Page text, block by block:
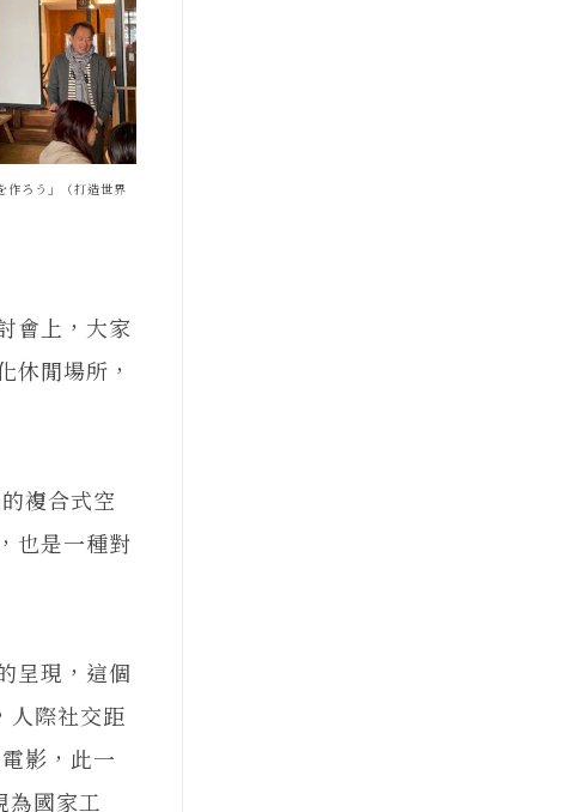
作ろう」（打造世界
會上，大家
休閒場所，
複合式空
也是一種對
呈現，這個
人際社交距
影，此一
為國家工